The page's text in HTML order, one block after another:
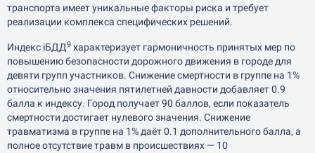
транспорта имеет уникальные факторы риска и требует
реализации комплекса специфических решений.
Индекс iБДД9 характеризует гармоничность принятых мер по
повышению безопасности дорожного движения в городе для
девяти групп участников. Снижение смертности в группе на 1%
относительно значения пятилетней давности добавляет 0.9
балла к индексу. Город получает 90 баллов, если показатель
смертности достигает нулевого значения. Снижение
травматизма в группе на 1% даёт 0.1 дополнительного балла, а
полное отсутствие травм в происшествиях — 10